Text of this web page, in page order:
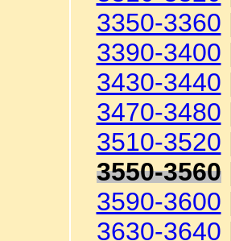
3350-3360
3390-3400
3430-3440
3470-3480
3510-3520
3550-3560
3590-3600
3630-3640